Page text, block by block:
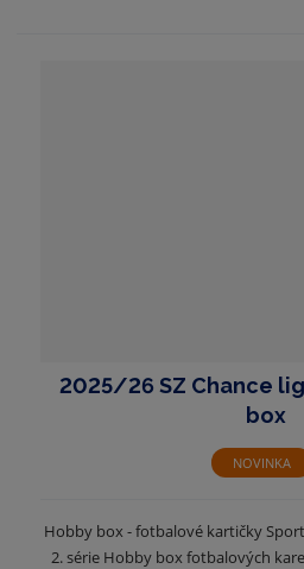
2025/26 SZ Chance
box
NOVINKA
Hobby box - fotbalové kartičky
2. série Hobby box fotbalových